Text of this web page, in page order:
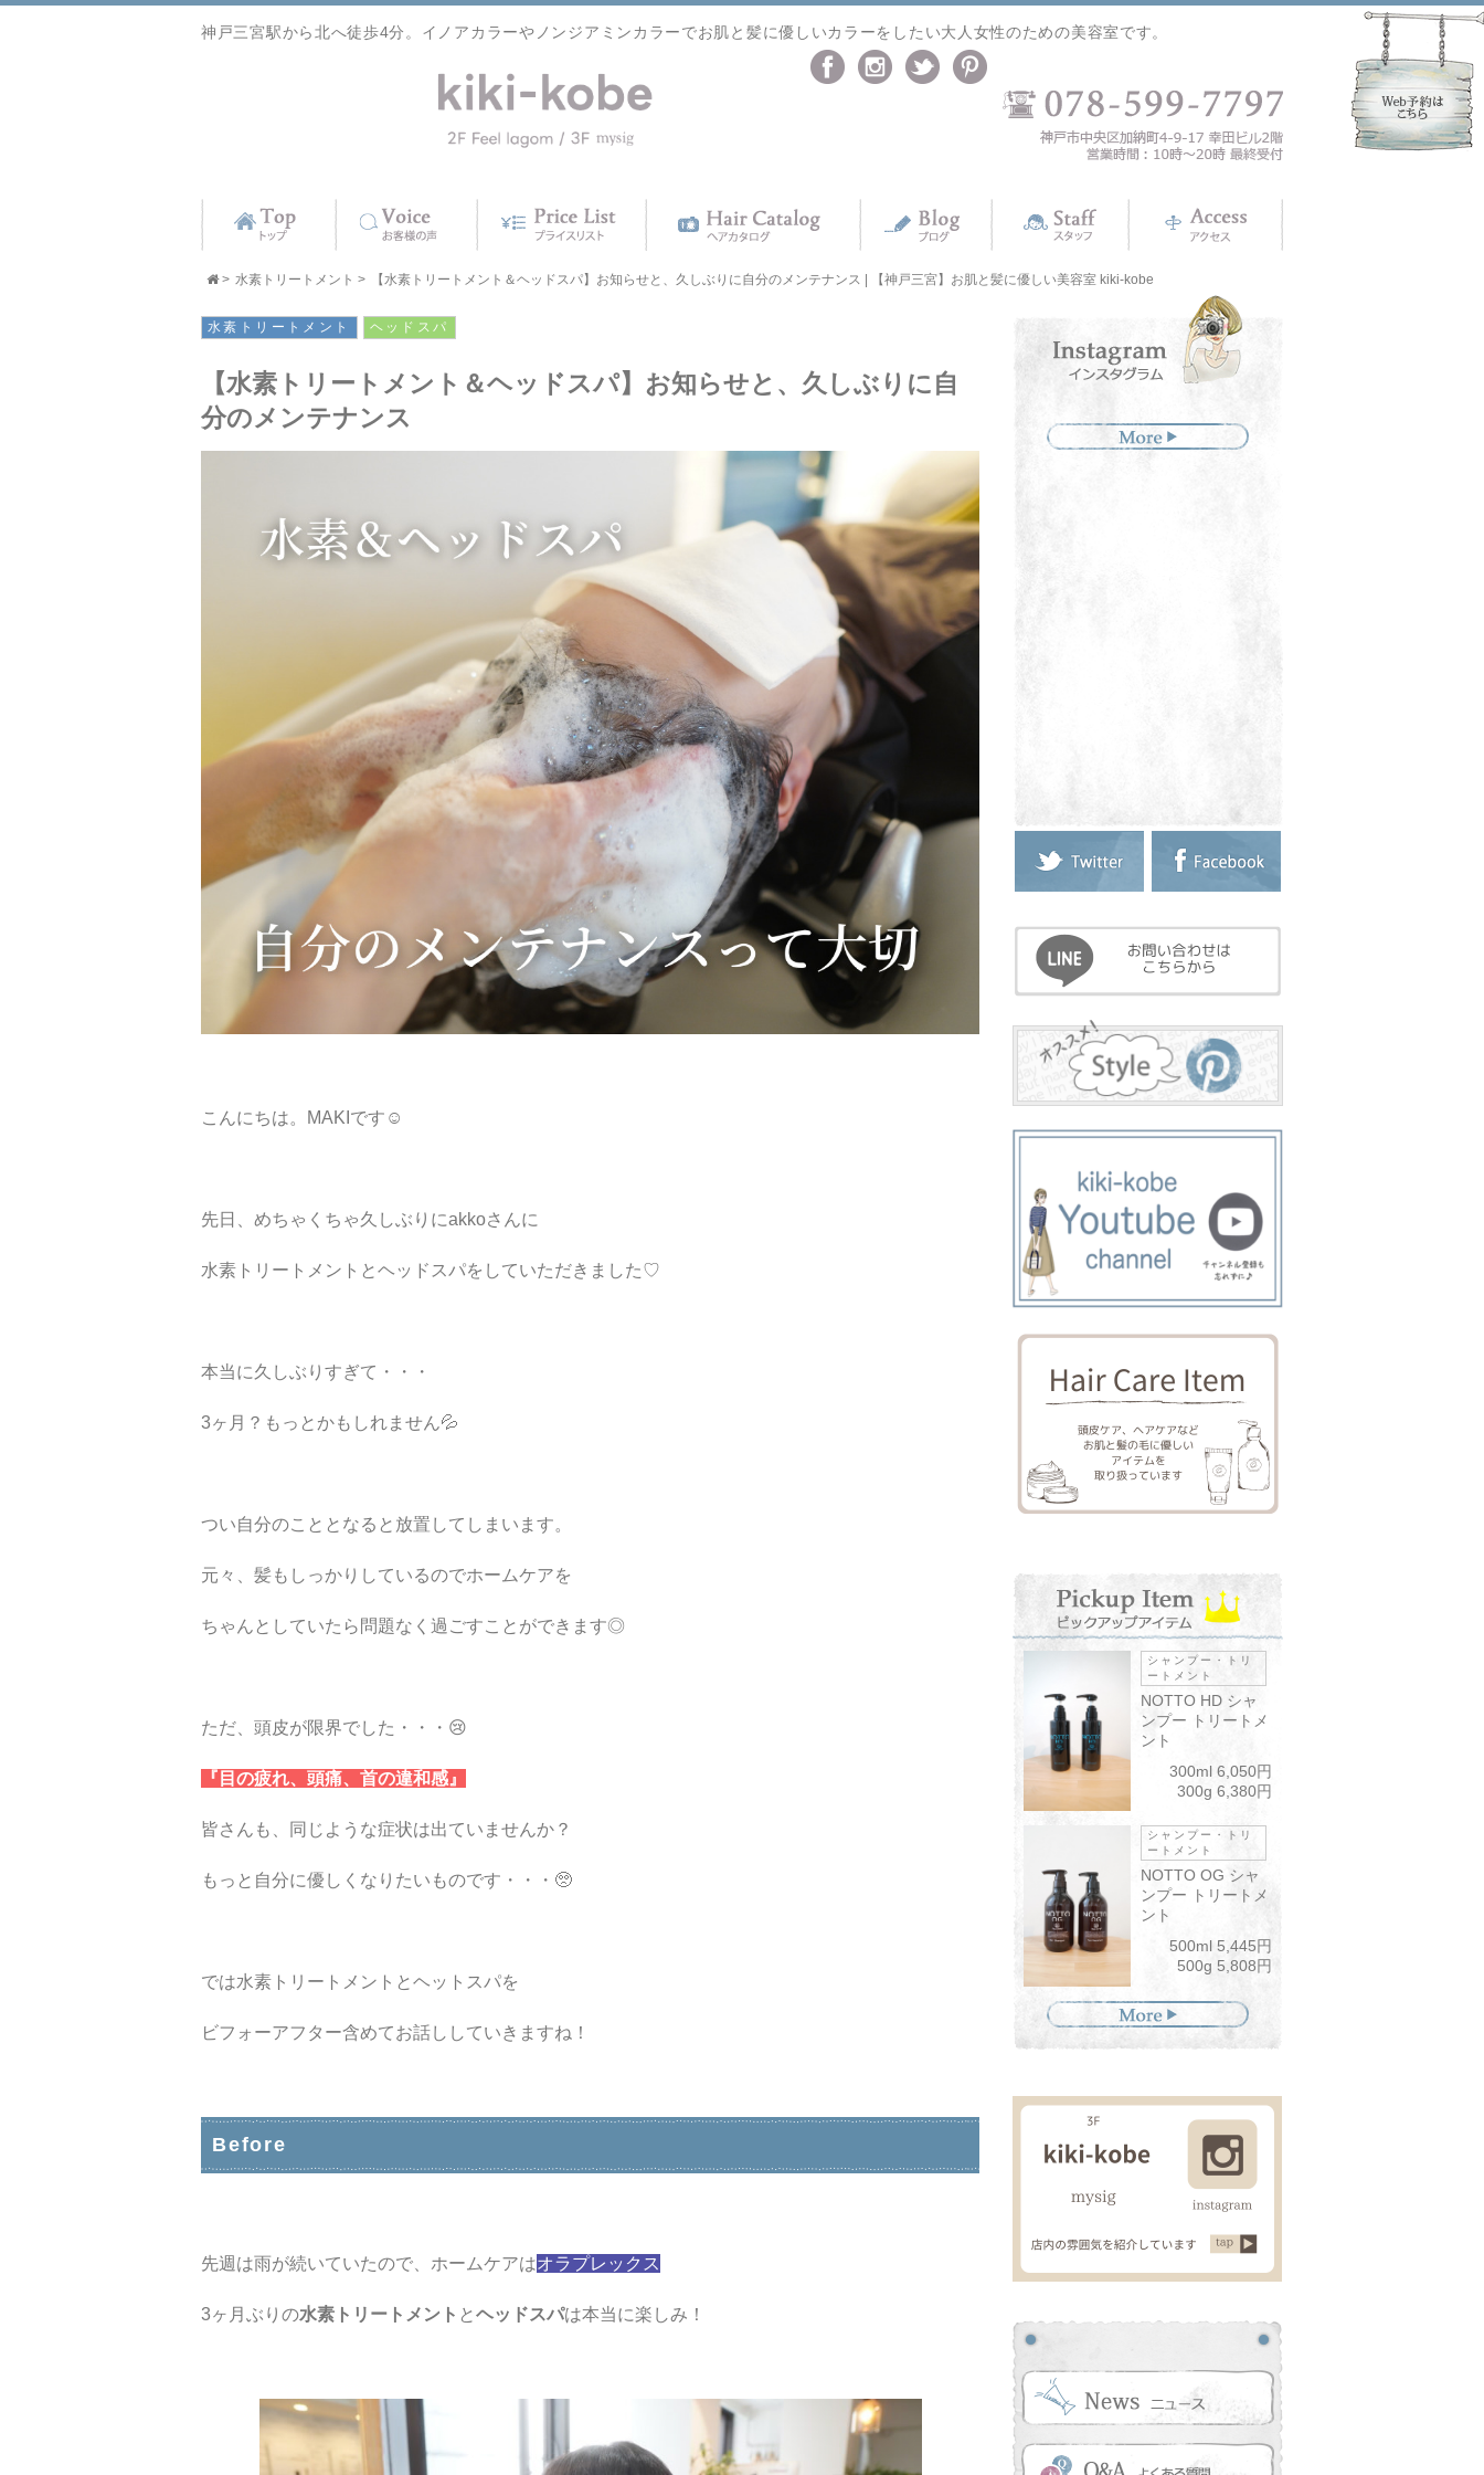
神戸三宮駅から北へ徒歩4分。イノアカラーやノンジアミンカラーでお肌と髪に優しいカラーをしたい大人女性のための美容室です。
> 水素トリートメント > 【水素トリートメント＆ヘッドスパ】お知らせと、久しぶりに自分のメンテナンス | 【神戸三宮】お肌と髪に優しい美容室 kiki-kobe
水素トリートメント ヘッドスパ
【水素トリートメント＆ヘッドスパ】お知らせと、久しぶりに自
分のメンテナンス
こんにちは。MAKIです☺︎
先日、めちゃくちゃ久しぶりにakkoさんに
水素トリートメントとヘッドスパをしていただきました♡
本当に久しぶりすぎて・・・
3ヶ月？もっとかもしれません💦
つい自分のこととなると放置してしまいます。
元々、髪もしっかりしているのでホームケアを
ちゃんとしていたら問題なく過ごすことができます◎
ただ、頭皮が限界でした・・・😢
『目の疲れ、頭痛、首の違和感』
皆さんも、同じような症状は出ていませんか？
もっと自分に優しくなりたいものです・・・🥺
では水素トリートメントとヘットスパを
ビフォーアフター含めてお話ししていきますね！
Before
先週は雨が続いていたので、ホームケアはオラプレックス
3ヶ月ぶりの水素トリートメント とヘッドスパは本当に楽しみ！
シャンプー・トリ
ートメント
NOTTO HD シャ
ンプー トリートメ
ント
300ml 6,050円
300g 6,380円
シャンプー・トリ
ートメント
NOTTO OG シャ
ンプー トリートメ
ント
500ml 5,445円
500g 5,808円